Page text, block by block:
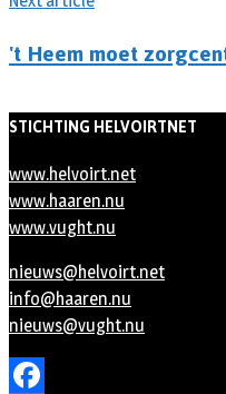
't Heem moet
STICHTING HELVOIRTNET
www.helvoirt.net
www.haaren.nu
www.vught.nu
nieuws@helvoirt.net
info@haaren.nu
nieuws@vught.nu